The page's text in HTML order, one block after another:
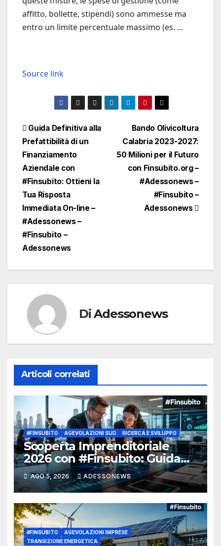
affitto, bollette, stipendi) sono ammesse ma
entro un limite percentuale massimo (es. ...
Source link
Navigazione
articoli
Bando Olivicoltura
Calabria 2023-2027:
50 Milioni per il Futuro
con Finsubito.org –
#Adessonews –
#Finsubito –
Adessonews
Guida Definitiva alla
Prefattibilità di un
Finanziamento
Aziendale con
#Finsubito: Ottieni la
Tua Risposta
Immediata On-line –
#Adessonews –
#Finsubito –
Adessonews
DiAdessonews
Articoli correlati
#FINSUBITO AGEVOLAZIONI SUD RICERCA E SVILUPPO
Scoperta Imprenditoriale
2026 con #Finsubito: Guida
Definitiva al Bando MIMIT da
505 Milioni di Euro per Ricerca
e Sviluppo nel Mezzogiorno –
#Adessonews – #Finsubito –
Adessonews
AGO 5, 2026 ADESSONEWS
#FINSUBITO
AGEVOLAZIONI IMPRESE
TRANSIZIONE ENERGETICA